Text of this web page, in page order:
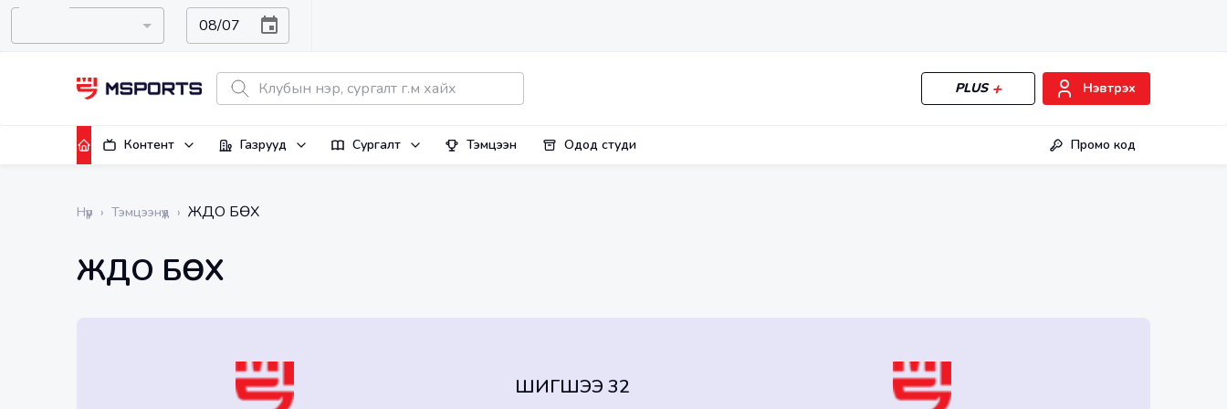
PLUS Нэвтрэх
Контент Газрууд Сургалт Тэмцээн Одод студи Промо код
Нүүр › Тэмцээнүүд › ЖҮДО БӨХ
ЖҮДО БӨХ
ШИГШЭЭ 32